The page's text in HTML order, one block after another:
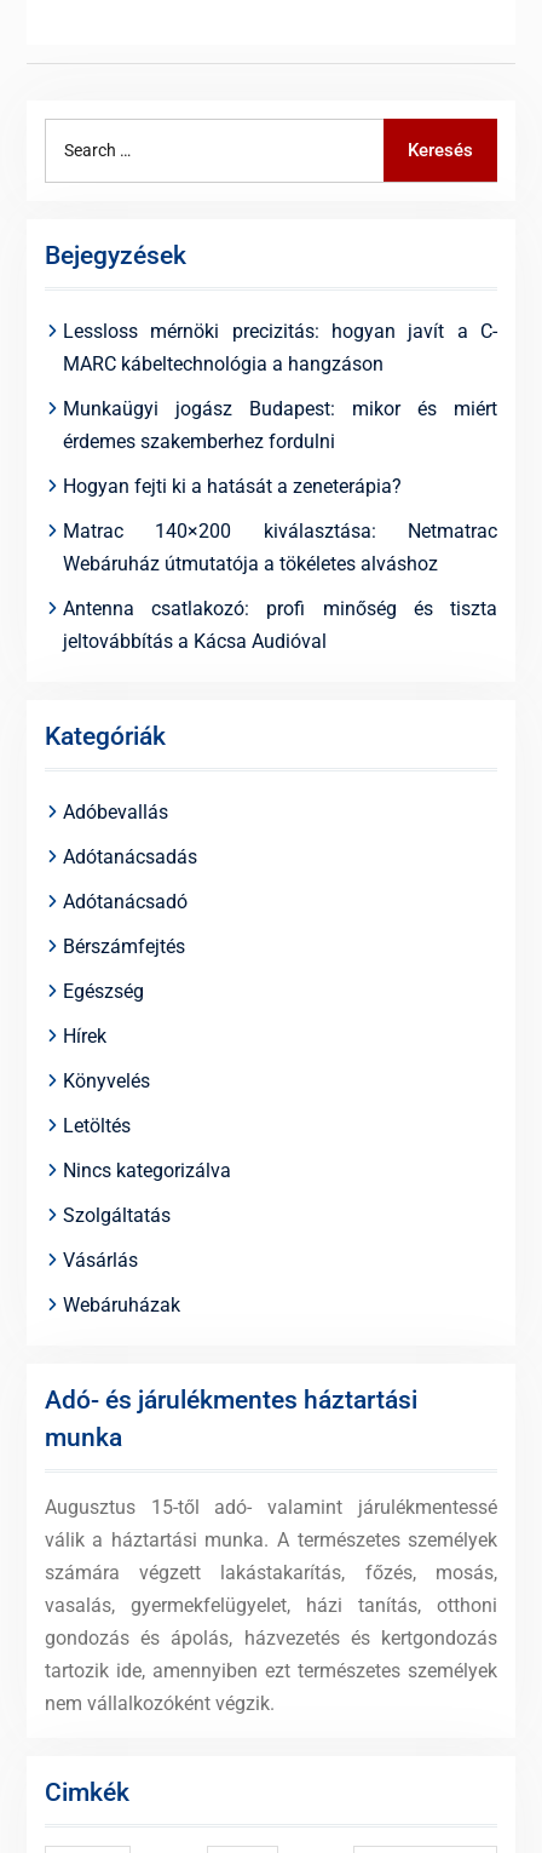
Keresés
Bejegyzések
Lessloss mérnöki precizitás: hogyan javít a C-
MARC kábeltechnológia a hangzáson
Munkaügyi jogász Budapest: mikor és miért
érdemes szakemberhez fordulni
Hogyan fejti ki a hatását a zeneterápia?
Matrac 140×200 kiválasztása: Netmatrac
Webáruház útmutatója a tökéletes alváshoz
Antenna csatlakozó: profi minőség és tiszta
jeltovábbítás a Kácsa Audióval
Kategóriák
Adóbevallás
Adótanácsadás
Adótanácsadó
Bérszámfejtés
Egészség
Hírek
Könyvelés
Letöltés
Nincs kategorizálva
Szolgáltatás
Vásárlás
Webáruházak
Adó- és járulékmentes háztartási
munka
Augusztus 15-től adó- valamint járulékmentessé
válik a háztartási munka. A természetes személyek
számára végzett lakástakarítás, főzés, mosás,
vasalás, gyermekfelügyelet, házi tanítás, otthoni
gondozás és ápolás, házvezetés és kertgondozás
tartozik ide, amennyiben ezt természetes személyek
nem vállalkozóként végzik.
Cimkék